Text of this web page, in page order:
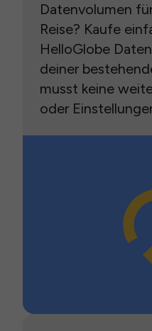
Datenvolumen
Reise? Kaufe
HelloGlobe
deiner
musst keine
oder